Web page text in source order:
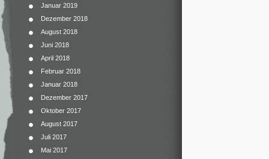
Januar 2019
Dezember 2018
August 2018
Juni 2018
April 2018
Februar 2018
Januar 2018
Dezember 2017
Oktober 2017
August 2017
Juli 2017
Mai 2017